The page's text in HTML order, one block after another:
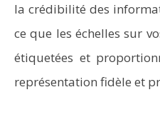
la crédibilité des
ce que les échelles sur
étiquetées et
représentation fidèle et